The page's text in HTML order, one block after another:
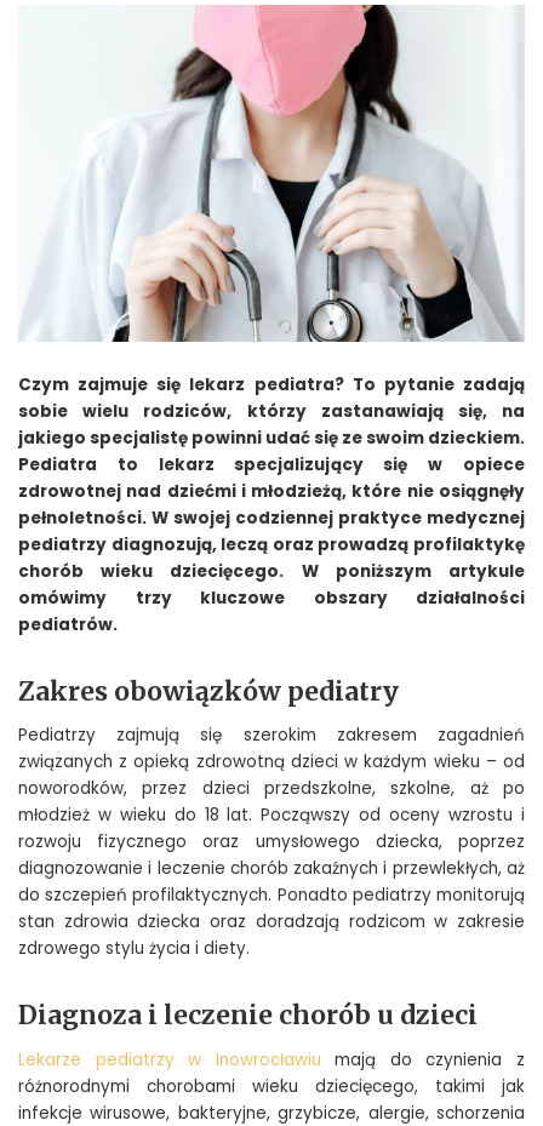
Czym zajmuje się lekarz pediatra? To pytanie zadają
sobie wielu rodziców, którzy zastanawiają się, na
jakiego specjalistę powinni udać się ze swoim dzieckiem.
Pediatra to lekarz specjalizujący się w opiece
zdrowotnej nad dziećmi i młodzieżą, które nie osiągnęły
pełnoletności. W swojej codziennej praktyce medycznej
pediatrzy diagnozują, leczą oraz prowadzą profilaktykę
chorób wieku dziecięcego. W poniższym artykule
omówimy trzy kluczowe obszary działalności
pediatrów.
Zakres obowiązków pediatry
Pediatrzy zajmują się szerokim zakresem zagadnień
związanych z opieką zdrowotną dzieci w każdym wieku – od
noworodków, przez dzieci przedszkolne, szkolne, aż po
młodzież w wieku do 18 lat. Począwszy od oceny wzrostu i
rozwoju fizycznego oraz umysłowego dziecka, poprzez
diagnozowanie i leczenie chorób zakaźnych i przewlekłych, aż
do szczepień profilaktycznych. Ponadto pediatrzy monitorują
stan zdrowia dziecka oraz doradzają rodzicom w zakresie
zdrowego stylu życia i diety.
Diagnoza i leczenie chorób u dzieci
Lekarze pediatrzy w Inowrocławiu mają do czynienia z
różnorodnymi chorobami wieku dziecięcego, takimi jak
infekcje wirusowe, bakteryjne, grzybicze, alergie, schorzenia